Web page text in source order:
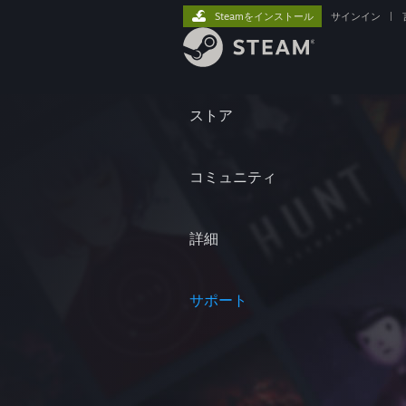
ストア
コミュニティ
詳細
サポート
Steamをインストール サインイン